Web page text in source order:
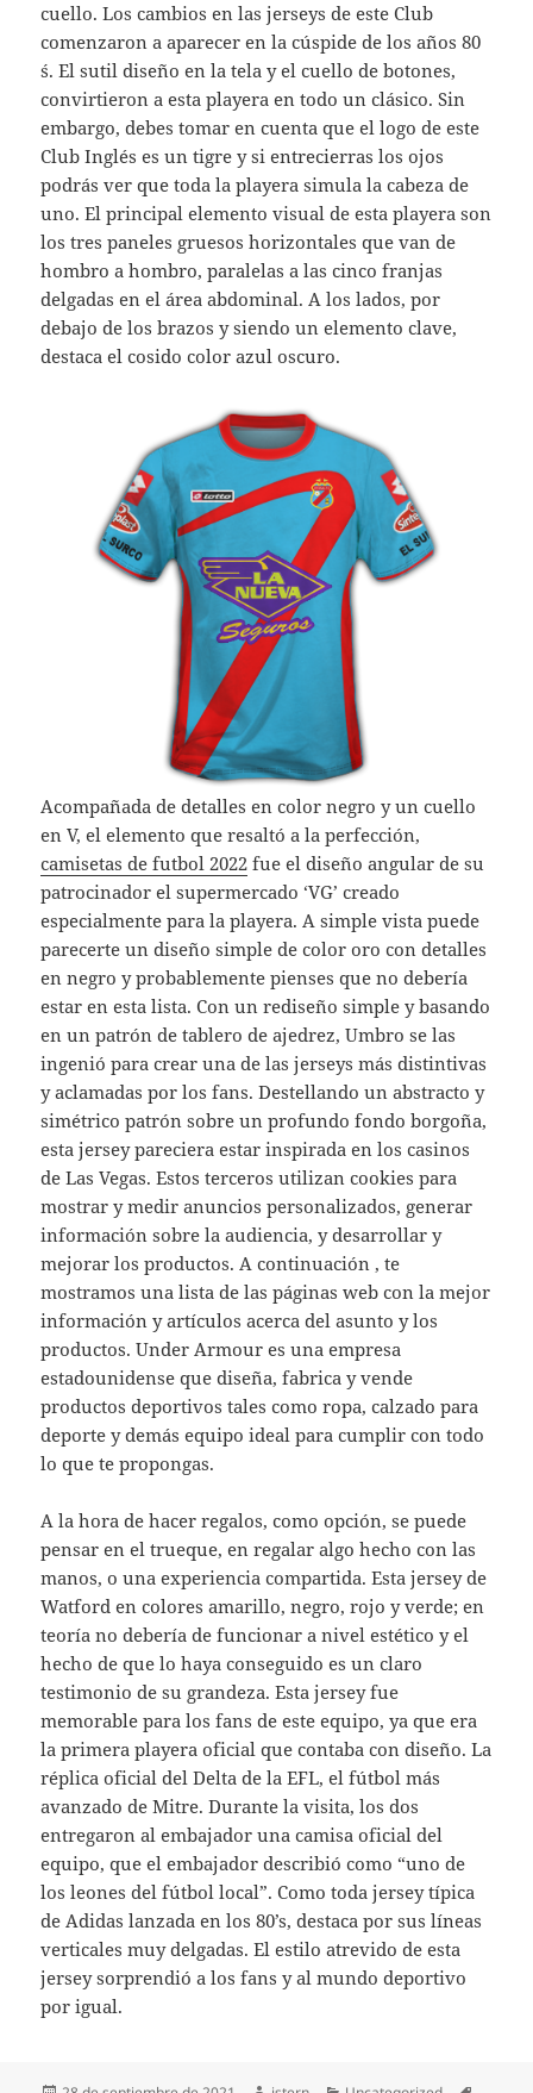
cuello. Los cambios en las jerseys de este Club
comenzaron a aparecer en la cúspide de los años 80
´s. El sutil diseño en la tela y el cuello de botones,
convirtieron a esta playera en todo un clásico. Sin
embargo, debes tomar en cuenta que el logo de este
Club Inglés es un tigre y si entrecierras los ojos
podrás ver que toda la playera simula la cabeza de
uno. El principal elemento visual de esta playera son
los tres paneles gruesos horizontales que van de
hombro a hombro, paralelas a las cinco franjas
delgadas en el área abdominal. A los lados, por
debajo de los brazos y siendo un elemento clave,
destaca el cosido color azul oscuro.
Acompañada de detalles en color negro y un cuello
en V, el elemento que resaltó a la perfección,
camisetas de futbol 2022 fue el diseño angular de su
patrocinador el supermercado ‘VG’ creado
especialmente para la playera. A simple vista puede
parecerte un diseño simple de color oro con detalles
en negro y probablemente pienses que no debería
estar en esta lista. Con un rediseño simple y basando
en un patrón de tablero de ajedrez, Umbro se las
ingenió para crear una de las jerseys más distintivas
y aclamadas por los fans. Destellando un abstracto y
simétrico patrón sobre un profundo fondo borgoña,
esta jersey pareciera estar inspirada en los casinos
de Las Vegas. Estos terceros utilizan cookies para
mostrar y medir anuncios personalizados, generar
información sobre la audiencia, y desarrollar y
mejorar los productos. A continuación , te
mostramos una lista de las páginas web con la mejor
información y artículos acerca del asunto y los
productos. Under Armour es una empresa
estadounidense que diseña, fabrica y vende
productos deportivos tales como ropa, calzado para
deporte y demás equipo ideal para cumplir con todo
lo que te propongas.
A la hora de hacer regalos, como opción, se puede
pensar en el trueque, en regalar algo hecho con las
manos, o una experiencia compartida. Esta jersey de
Watford en colores amarillo, negro, rojo y verde; en
teoría no debería de funcionar a nivel estético y el
hecho de que lo haya conseguido es un claro
testimonio de su grandeza. Esta jersey fue
memorable para los fans de este equipo, ya que era
la primera playera oficial que contaba con diseño. La
réplica oficial del Delta de la EFL, el fútbol más
avanzado de Mitre. Durante la visita, los dos
entregaron al embajador una camisa oficial del
equipo, que el embajador describió como “uno de
los leones del fútbol local”. Como toda jersey típica
de Adidas lanzada en los 80’s, destaca por sus líneas
verticales muy delgadas. El estilo atrevido de esta
jersey sorprendió a los fans y al mundo deportivo
por igual.